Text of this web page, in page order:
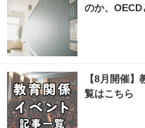
のか、
【8月開催
覧はこちら